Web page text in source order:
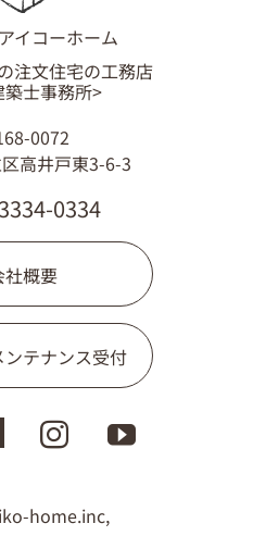
イコーホーム
注文住宅の工務店
士事務所>
0072
高井戸東3-6-3
0334
社概要
ンテナンス受付
home.inc,